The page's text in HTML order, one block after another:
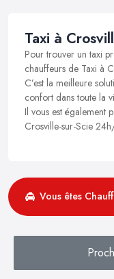
Taxi à
Pour trouver un taxi
chauffeurs de Taxi à
C’est la meilleure
confort dans toute la
Il vous est également
Crosville-sur-Scie
Vous êtes